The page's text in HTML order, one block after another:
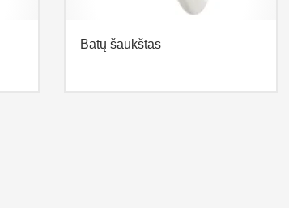
Batų šaukštas